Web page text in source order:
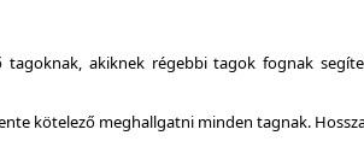
tagoknak, akiknek régebbi tagok fognak
kötelező meghallgatni minden tagnak.